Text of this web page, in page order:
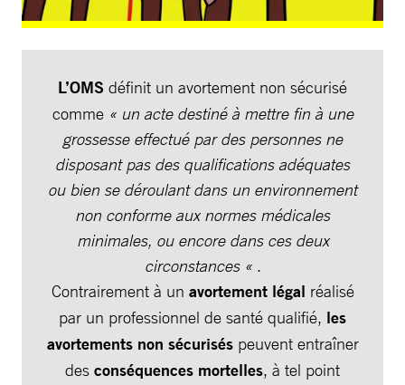
L’OMS définit un avortement non sécurisé
comme « un acte destiné à mettre fin à une
grossesse effectué par des personnes ne
disposant pas des qualifications adéquates
ou bien se déroulant dans un environnement
non conforme aux normes médicales
minimales, ou encore dans ces deux
circonstances « .
Contrairement à un avortement légal réalisé
par un professionnel de santé qualifié, les
avortements non sécuriséspeuvent entraîner
des conséquences mortelles, à tel point